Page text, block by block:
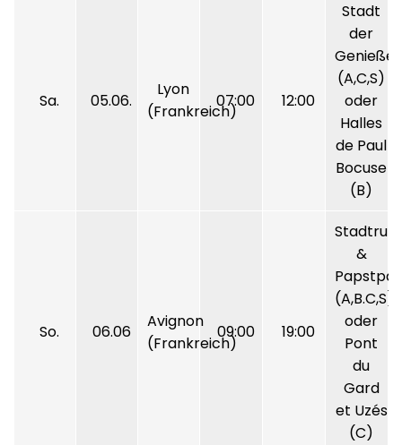
Sa. 05.06.
Lyon
(Frankreich)
07:00 12:00
Stadt
der
Genießer
(A,C,S)
oder
Halles
de Paul
Bocuse
(B)
So. 06.06
Avignon
(Frankreich)
09:00 19:00
&
(A,B.C,S)
oder
Pont
du
Gard
et Uzés
(C)